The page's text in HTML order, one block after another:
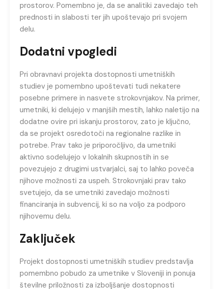
prostorov. Pomembno je, da se analitiki zavedajo teh
prednosti in slabosti ter jih upoštevajo pri svojem
delu.
Dodatni vpogledi
Pri obravnavi projekta dostopnosti umetniških
studiev je pomembno upoštevati tudi nekatere
posebne primere in nasvete strokovnjakov. Na primer,
umetniki, ki delujejo v manjših mestih, lahko naletijo na
dodatne ovire pri iskanju prostorov, zato je ključno,
da se projekt osredotoči na regionalne razlike in
potrebe. Prav tako je priporočljivo, da umetniki
aktivno sodelujejo v lokalnih skupnostih in se
povezujejo z drugimi ustvarjalci, saj to lahko poveča
njihove možnosti za uspeh. Strokovnjaki prav tako
svetujejo, da se umetniki zavedajo možnosti
financiranja in subvencij, ki so na voljo za podporo
njihovemu delu.
Zaključek
Projekt dostopnosti umetniških studiev predstavlja
pomembno pobudo za umetnike v Sloveniji in ponuja
številne priložnosti za izboljšanje dostopnosti